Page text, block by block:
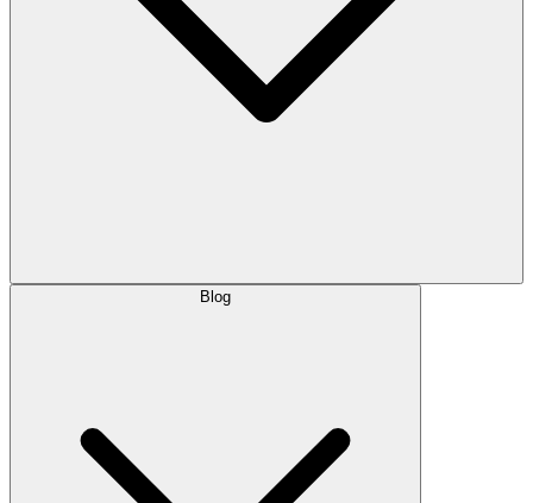
Blog